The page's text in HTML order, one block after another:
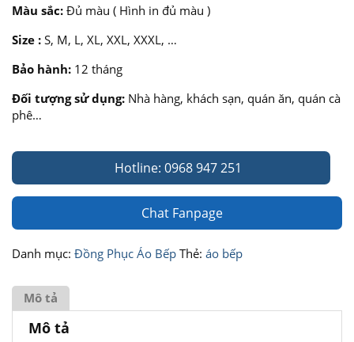
Màu sắc: Đủ màu ( Hình in đủ màu )
Size : S, M, L, XL, XXL, XXXL, …
Bảo hành: 12 tháng
Đối tượng sử dụng: Nhà hàng, khách sạn, quán ăn, quán cà
phê…
Hotline: 0968 947 251
Chat Fanpage
Danh mục: Đồng Phục Áo Bếp Thẻ: áo bếp
Mô tả
Mô tả